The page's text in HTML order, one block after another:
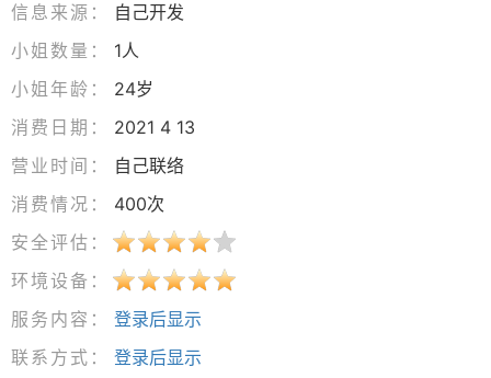
信息来源：
自己开发
小姐数量：
1人
小姐年龄：
24岁
消费日期：
2021 4 13
营业时间：
自己联络
消费情况：
400次
安全评估：
环境设备：
服务内容：
登录后显示
联系方式：
登录后显示